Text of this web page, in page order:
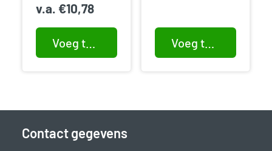
v.a. €10,78
Voeg toe aan winkelwagen Voeg toe aan winkelwagen
Contact gegevens